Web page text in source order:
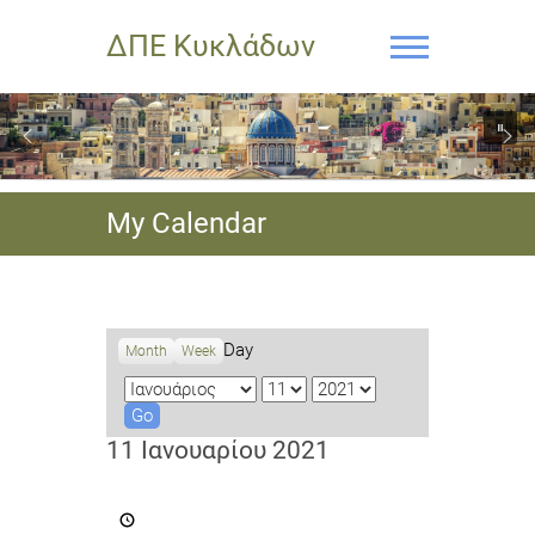
ΔΠΕ Κυκλάδων
My Calendar
Month Week Day
M
o
n
D
y
Y
a
11 Ιανουαρίου 2021
Δήμου